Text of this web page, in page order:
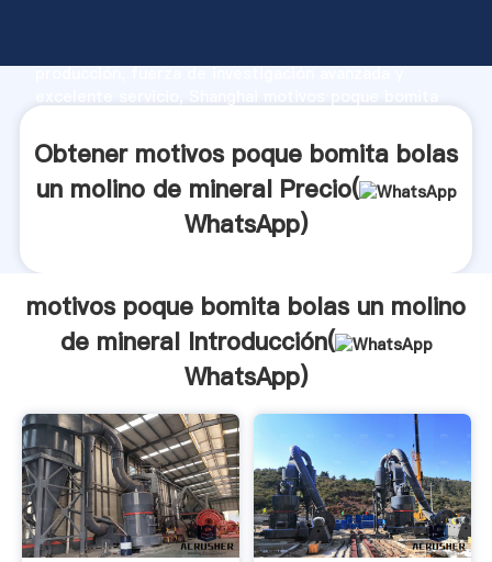
producción, fuerza de investigación avanzada y
aporta valores a todos los clientes.
Obtener motivos poque bomita bolas
un molino de mineral Precio(
WhatsApp)
motivos poque bomita bolas un molino
de mineral Introducción(
WhatsApp)